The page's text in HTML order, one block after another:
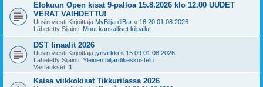
Elokuun Open kisat 9-palloa 15.8.2026 klo 12.00 UUDET
VERAT VAIHDETTU!
Uusin viesti Kirjoittaja MyBiljardiBar « 16:20 01.08.2026
Lähetetty Sijainti: Muut kansalliset kilpailut
DST finaalit 2026
Uusin viesti Kirjoittaja jyrivirkki « 15:09 01.08.2026
Lähetetty Sijainti: Yleinen biljardikeskustelu
Vastaukset: 1
Kaisa viikkokisat Tikkurilassa 2026